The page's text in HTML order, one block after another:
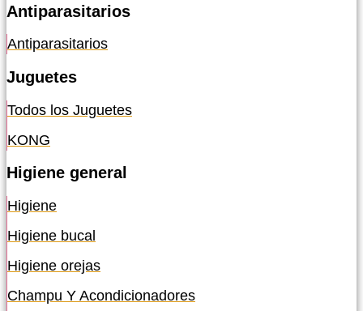
Antiparasitarios
Antiparasitarios
Juguetes
Todos los Juguetes
KONG
Higiene general
Higiene
Higiene bucal
Higiene orejas
Champu Y Acondicionadores